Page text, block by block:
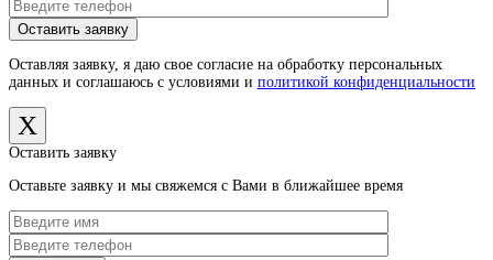
Оставляя заявку, я даю свое согласие на обработку персональных
данных и соглашаюсь с условиями и политикой конфиденциальности
X
Оставить заявку
Оставьте заявку и мы свяжемся с Вами в ближайшее время